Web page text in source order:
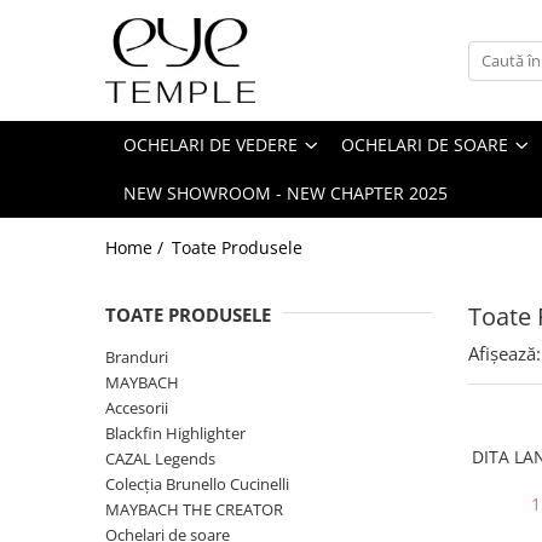
Ochelari de vedere
Ultimele trenduri
Festival look
Eco-friendly & hipoalergenic
Ochelari de soare
Ultimele trenduri
Festival look
Eco-friendly & hipoalergenic
Accesorii
Toc de ochelari
BRANDURI
Anne et Valentin
BOTTEGA VENETA
BRUNELLO CUCINELLI
OCHELARI DE VEDERE OCHELARI DE SOARE
NEW SHOWROOM - NEW CHAPTER 2025
Home / Toate Produsele
Toate
TOATE PRODUSELE
Branduri
MAYBACH
Accesorii
Blackfin Highlighter
CAZAL Legends
Colecția Brunello Cucinelli
MAYBACH THE CREATOR
Ochelari de soare
Afișează:
DITA